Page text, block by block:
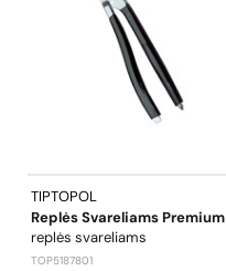
TIPTOPOL
Replės Svareliams Premium
replės svareliams
TOP5187801